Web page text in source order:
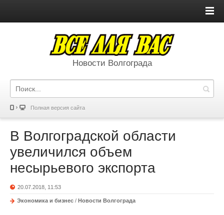
Новости Волгограда
Полная версия сайта
В Волгоградской области
увеличился объем
несырьевого экспорта
20.07.2018, 11:53
Экономика и бизнес / Новости Волгограда